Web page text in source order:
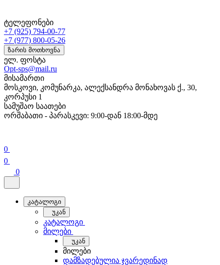
ტელეფონები
+7 (925) 794-00-77
+7 (977) 800-05-26
ზარის მოთხოვნა
ელ. ფოსტა
Opt-sps@mail.ru
მისამართი
მოსკოვი, კომუნარკა, ალექსანდრა მონახოვას ქ., 30,
კორპუსი 1
სამუშაო საათები
ორშაბათი - პარასკევი: 9:00-დან 18:00-მდე
0
0
0
კატალოგი
უკან
კატალოგი
მილები
უკან
მილები
დამზადებულია ჯვარედინად